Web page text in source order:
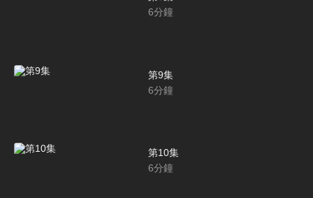
6分鐘
第9集
6分鐘
第10集
6分鐘